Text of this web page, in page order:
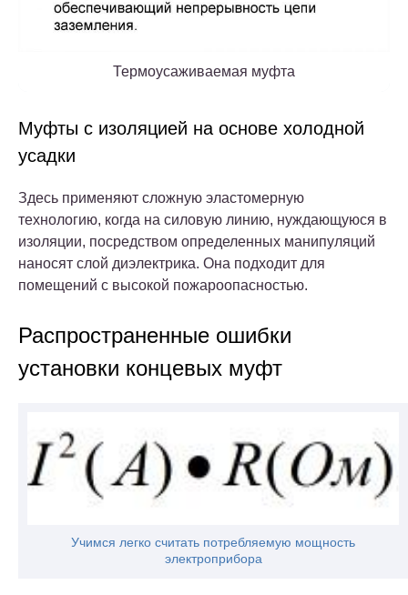
Термоусаживаемая муфта
Муфты с изоляцией на основе холодной
усадки
Здесь применяют сложную эластомерную
технологию, когда на силовую линию, нуждающуюся в
изоляции, посредством определенных манипуляций
наносят слой диэлектрика. Она подходит для
помещений с высокой пожароопасностью.
Распространенные ошибки
установки концевых муфт
Учимся легко считать потребляемую мощность
электроприбора